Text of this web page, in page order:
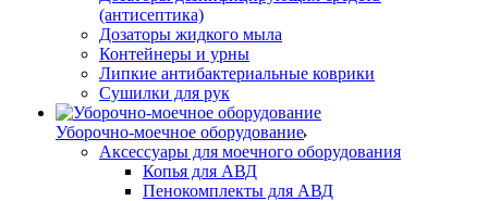
(антисептика)
Дозаторы жидкого мыла
Контейнеры и урны
Липкие антибактериальные коврики
Сушилки для рук
Уборочно-моечное оборудование
Аксессуары для моечного оборудования
Копья для АВД
Пенокомплекты для АВД